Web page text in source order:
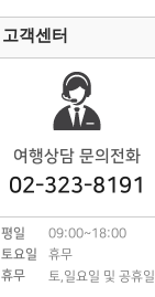
고객센터
여행상담 문의전화
02-323-8191
평일
09:00~18:00
토요일
휴무
휴무
토,일요일 및 공휴일